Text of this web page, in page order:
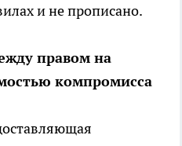
и не прописано.
правом на
компромисса